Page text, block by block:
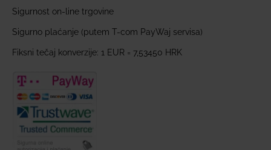
Sigurnost on-line trgovine
Sigurno plaćanje (putem T-com PayWaj servisa)
Fiksni tečaj konverzije: 1 EUR = 7,53450 HRK